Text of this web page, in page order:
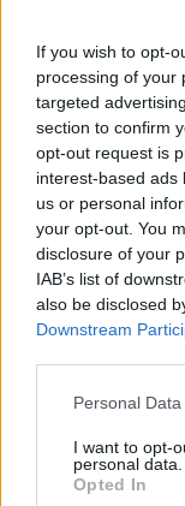
If you wish to opt-
processing of your
targeted
section to confirm
opt-out request is
interest-based ads
us or personal
your opt-out. You
disclosure of your
IAB’s list of
also be disclosed
Downstream
Personal
I want to opt-
personal data.
Opted In
2026.